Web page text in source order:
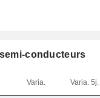
conducteurs
Varia. Varia. 5j.